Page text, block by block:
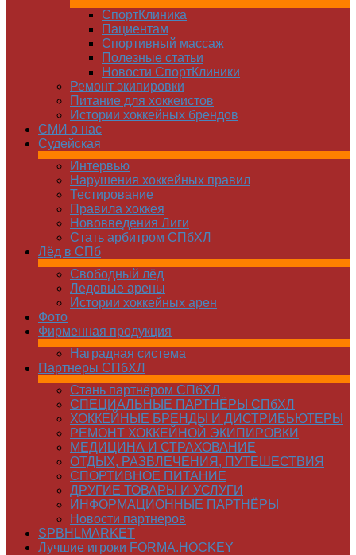
СпортКлиника
Пациентам
Спортивный массаж
Полезные статьи
Новости СпортКлиники
Ремонт экипировки
Питание для хоккеистов
Истории хоккейных брендов
СМИ о нас
Судейская
Интервью
Нарушения хоккейных правил
Тестирование
Правила хоккея
Нововведения Лиги
Стать арбитром СПбХЛ
Лёд в СПб
Свободный лёд
Ледовые арены
Истории хоккейных арен
Фото
Фирменная продукция
Наградная система
Партнеры СПбХЛ
Стань партнёром СПбХЛ
СПЕЦИАЛЬНЫЕ ПАРТНЁРЫ СПбХЛ
ХОККЕЙНЫЕ БРЕНДЫ И ДИСТРИБЬЮТЕРЫ
РЕМОНТ ХОККЕЙНОЙ ЭКИПИРОВКИ
МЕДИЦИНА И СТРАХОВАНИЕ
ОТДЫХ, РАЗВЛЕЧЕНИЯ, ПУТЕШЕСТВИЯ
СПОРТИВНОЕ ПИТАНИЕ
ДРУГИЕ ТОВАРЫ И УСЛУГИ
ИНФОРМАЦИОННЫЕ ПАРТНЁРЫ
Новости партнеров
SPBHLMARKET
Лучшие игроки FORMA.HOCKEY